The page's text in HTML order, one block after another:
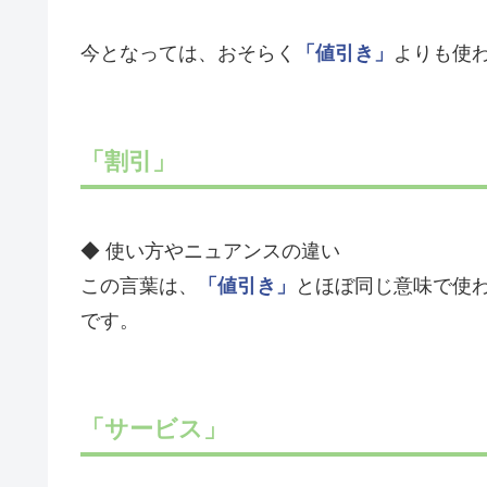
今となっては、おそらく 「値引き」 よりも使
「割引」
◆ 使い方やニュアンスの違い
この言葉は、
「値引き」
とほぼ同じ意味で使
です。
「サービス」